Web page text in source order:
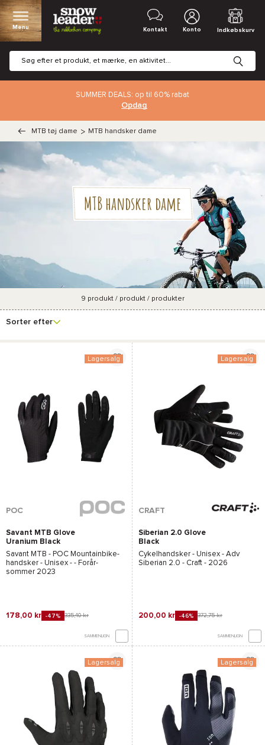
Menu Kontakt Konto Indkøbskurv
SUMMER DEALS: op til 60% rabat
Opdag
MTB tøj dame > MTB handsker dame
MTB handsker dame
Mærke Pris Størrelse
flere
9 produkt / produkt / produkter
Sorter efter
Lagersalg
POC
Savant MTB Glove
Uranium Black
Savant MTB - POC Mountainbike-
handsker - Unisex - - Forår-
sommer 2023
178,00 kr -47% 335,40 kr
SAMMENLIGN
Lagersalg
CRAFT
Siberian 2.0 Glove
Black
Cykelhandsker - Unisex - Adv
Siberian 2.0 - Craft - 2026
200,00 kr -46% 372,75 kr
SAMMENLIGN
Lagersalg Lagersalg